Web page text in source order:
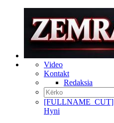
Video
Kontakt
Redaksia
[FULLNAME_CUT]
Hyni